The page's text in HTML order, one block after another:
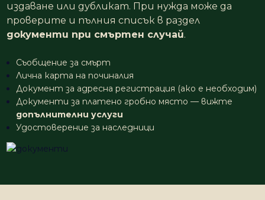
издаване или дубликат. При нужда може да
проверите и пълния списък в раздел
документи при смъртен случай.
Съобщение за смърт
Лична карта на починалия
Документ за адресна регистрация (ако е необходим)
Документи за платено гробно място — вижте
допълнителни услуги
Удостоверение за наследници